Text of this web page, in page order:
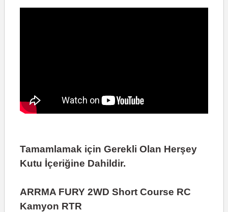
Tamamlamak için Gerekli Olan Herşey
Kutu İçeriğine Dahildir.
ARRMA FURY 2WD Short Course RC
Kamyon RTR